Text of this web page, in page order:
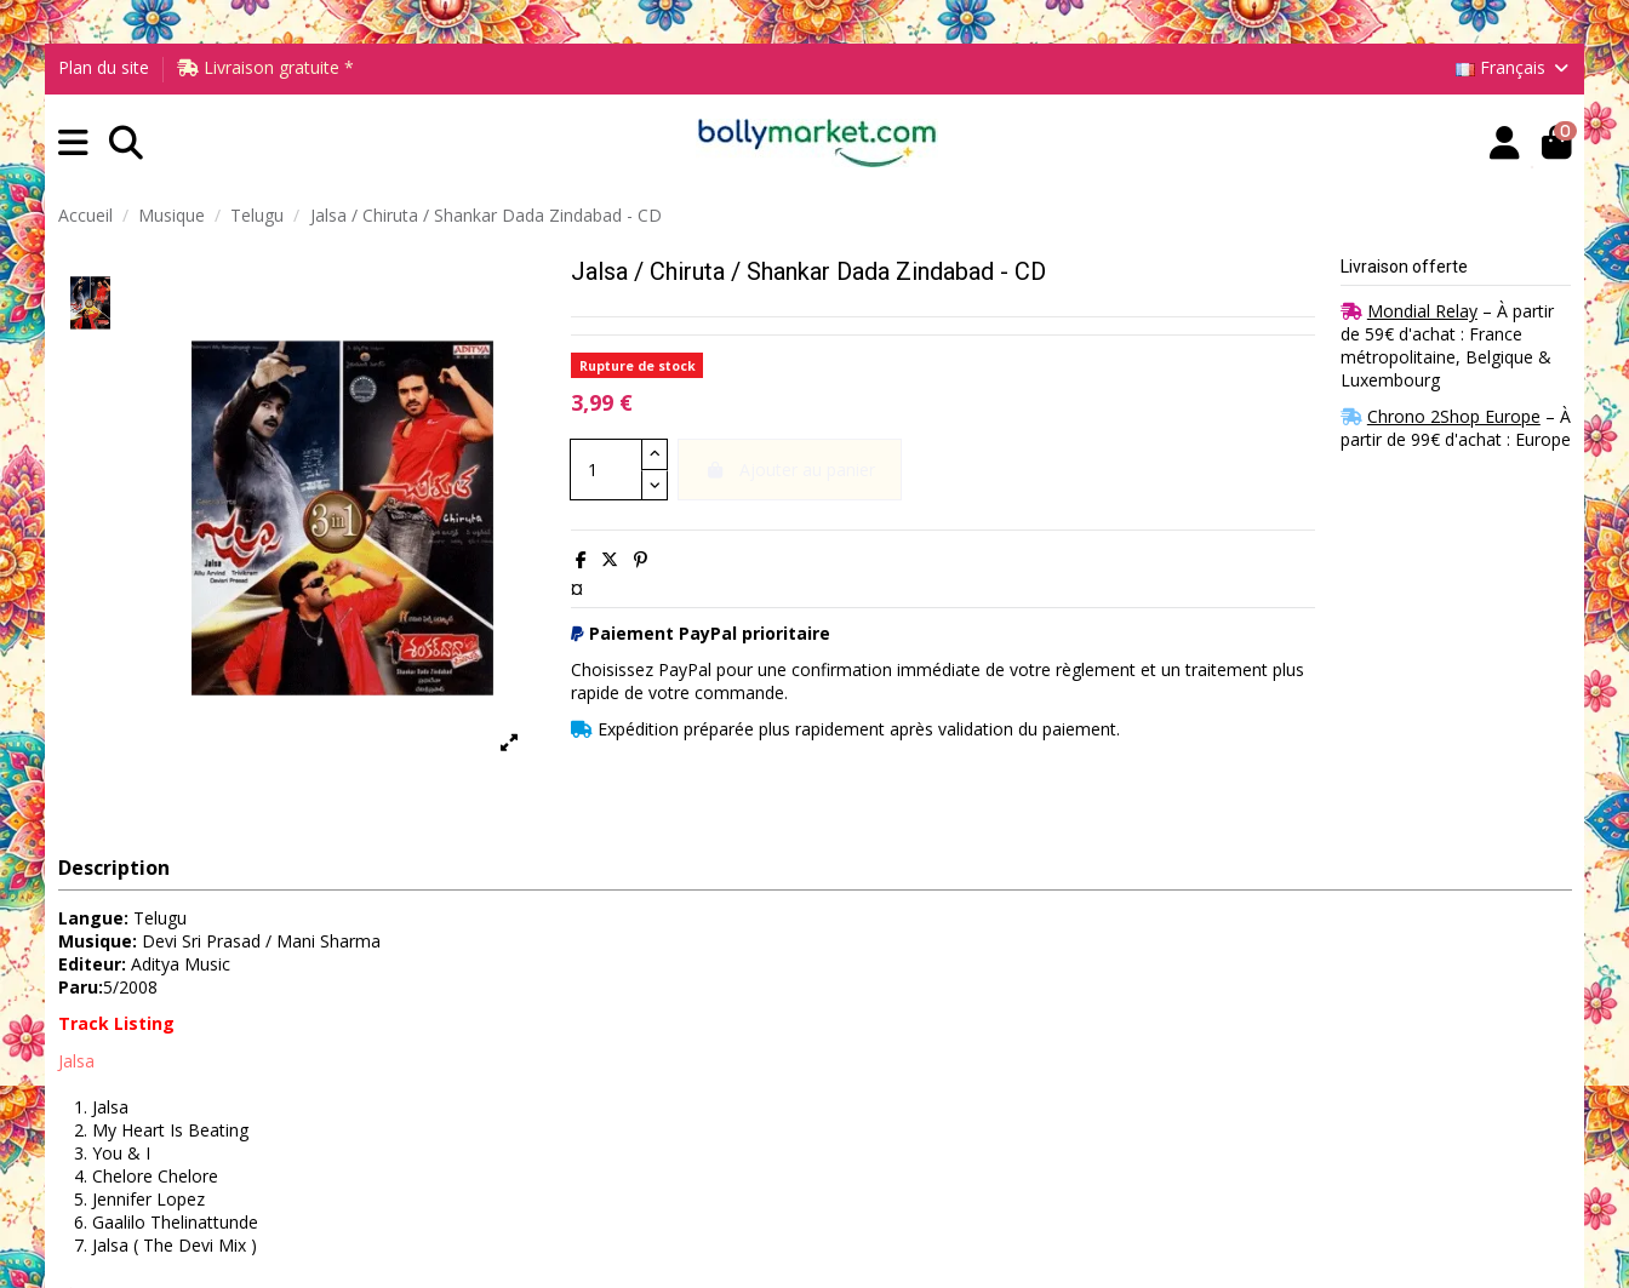
Plan du site Livraison gratuite * Français
0
Accueil Musique Telugu Jalsa / Chiruta / Shankar Dada Zindabad - CD
Jalsa / Chiruta / Shankar Dada Zindabad - CD
Rupture de stock
3,99 €
¤
Paiement PayPal prioritaire
Choisissez PayPal pour une confirmation immédiate de votre règlement et un traitement plus
rapide de votre commande.
Expédition préparée plus rapidement après validation du paiement.
Livraison offerte
Mondial Relay– À partir
de 59€ d'achat : France
métropolitaine, Belgique &
Luxembourg
Chrono 2Shop Europe – À
partir de 99€ d'achat : Europe
Description
Langue: Telugu
Musique: Devi Sri Prasad / Mani Sharma
Editeur: Aditya Music
Paru:5/2008
Track Listing
Jalsa
Jalsa
My Heart Is Beating
You & I
Chelore Chelore
Jennifer Lopez
Gaalilo Thelinattunde
Jalsa ( The Devi Mix )